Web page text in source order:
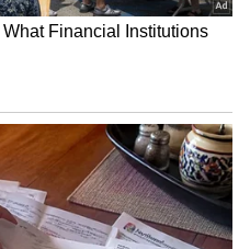
ಪ್ರಾಣ":
Rishab
ಇಳಿಕೆ: ಮೋದಿ-
US